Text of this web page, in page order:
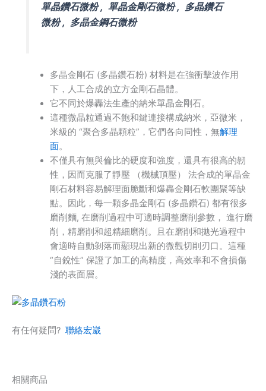
單晶鑽石微粉 , 單晶金剛石微粉 , 多晶鑽石
微粉 , 多晶金鋼石微粉
多晶金剛石 (多晶鑽石粉) 材料是在強衝擊波作用
下，人工合成的立方金剛石晶體。
它不同於爆轟法生產的納米單晶金剛石。
這種微晶粒通過不飽和鍵連接構成納米，亞微米，
米級的 “聚合多晶顆粒”，它們各向同性，無解理
面。
不僅具有無與倫比的硬度和強度，還具有很高的韌
性，因而克服了靜壓 （機械頂壓） 法合成的單晶金
剛石材料容易解理面脆斷和爆轟金剛石軟團聚等缺
點。因此，每一顆多晶金剛石 (多晶鑽石) 都有很多
磨削麵, 在磨削過程中可適時調整磨削參數， 進行磨
削，精磨削和超精細磨削。且在磨削和拋光過程中
會適時自動剝落而顯現出新的微觀切削刃口。這種
“自銳性” 保證了加工的高精度，高效率和不會損傷
淺的表面層。
有任何疑問? 聯絡宏崴
相關商品